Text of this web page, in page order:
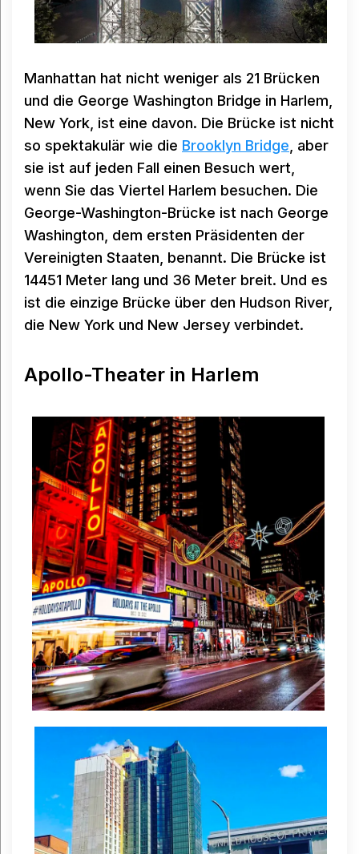
Manhattan hat nicht weniger als 21 Brücken
und die George Washington Bridge in Harlem,
New York, ist eine davon. Die Brücke ist nicht
so spektakulär wie die Brooklyn Bridge , aber
sie ist auf jeden Fall einen Besuch wert,
wenn Sie das Viertel Harlem besuchen. Die
George-Washington-Brücke ist nach George
Washington, dem ersten Präsidenten der
Vereinigten Staaten, benannt. Die Brücke ist
14451 Meter lang und 36 Meter breit. Und es
ist die einzige Brücke über den Hudson River,
die New York und New Jersey verbindet.
Apollo-Theater in Harlem